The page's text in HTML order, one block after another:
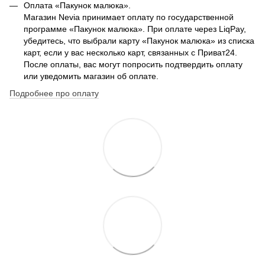
Оплата «Пакунок малюка».
Магазин Nevia принимает оплату по государственной
программе «Пакунок малюка». При оплате через LiqPay,
убедитесь, что выбрали карту «Пакунок малюка» из списка
карт, если у вас несколько карт, связанных с Приват24.
После оплаты, вас могут попросить подтвердить оплату
или уведомить магазин об оплате.
Подробнее про оплату